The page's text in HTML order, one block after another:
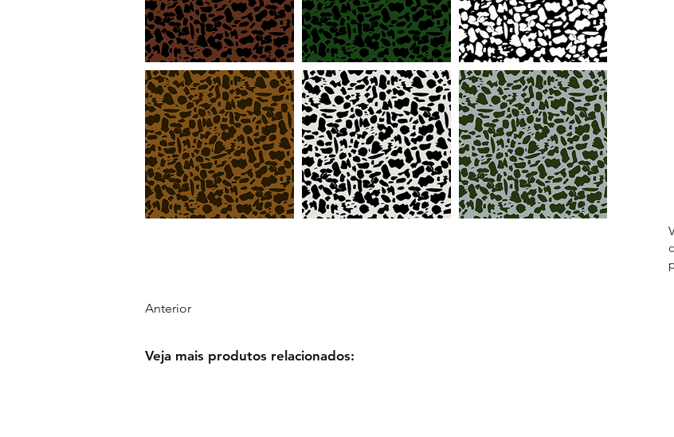
Anterior
Veja mais produtos relacionados: